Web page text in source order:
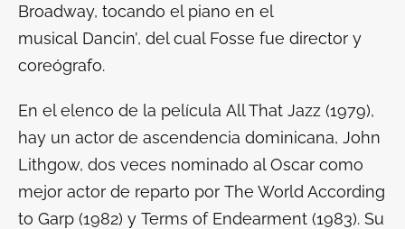
Broadway, tocando el piano en el
musical Dancin’, del cual Fosse fue director y
coreógrafo.
En el elenco de la película All That Jazz (1979),
hay un actor de ascendencia dominicana, John
Lithgow, dos veces nominado al Oscar como
mejor actor de reparto por The World According
to Garp (1982) y Terms of Endearment (1983). Su